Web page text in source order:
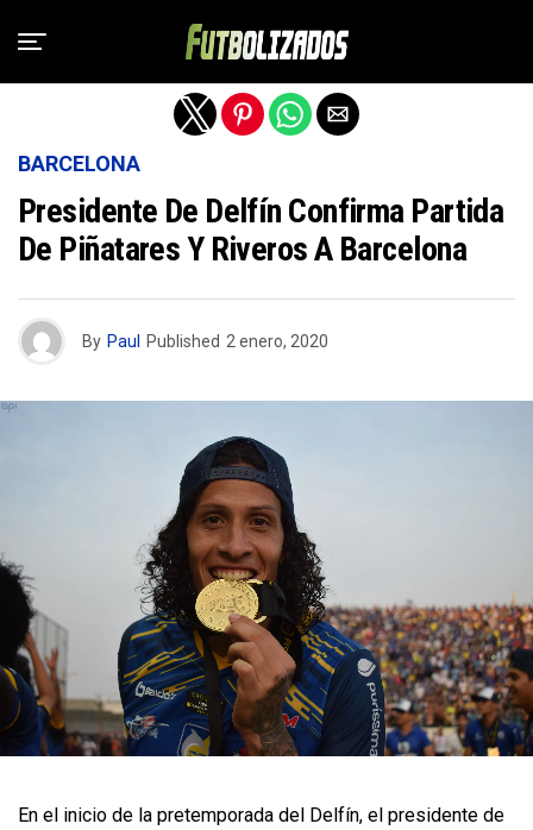
BARCELONA
Presidente De Delfín Confirma Partida
De Piñatares Y Riveros A Barcelona
By Paul Published 2 enero, 2020
​En el inicio de la pretemporada del Delfín, el presidente de
Salir de la versión móvil